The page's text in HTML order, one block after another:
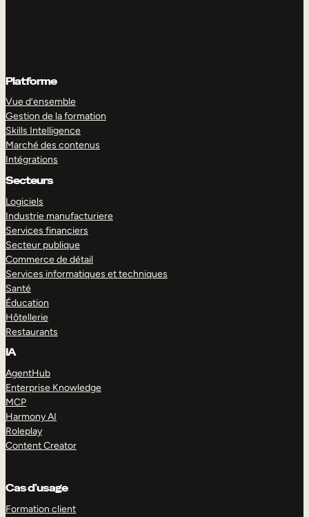
Platforme
Vue d’ensemble
Gestion de la formation
Skills Intelligence
Marché des contenus
Intégrations
Secteurs
Logiciels
Industrie manufacturiere
Services financiers
Secteur publique
Commerce de détail
Services informatiques et techniques
Santé
Éducation
Hôtellerie
Restaurants
IA
AgentHub
Enterprise Knowledge
MCP
Harmony AI
Roleplay
Content Creator
Cas d’usage
Formation client